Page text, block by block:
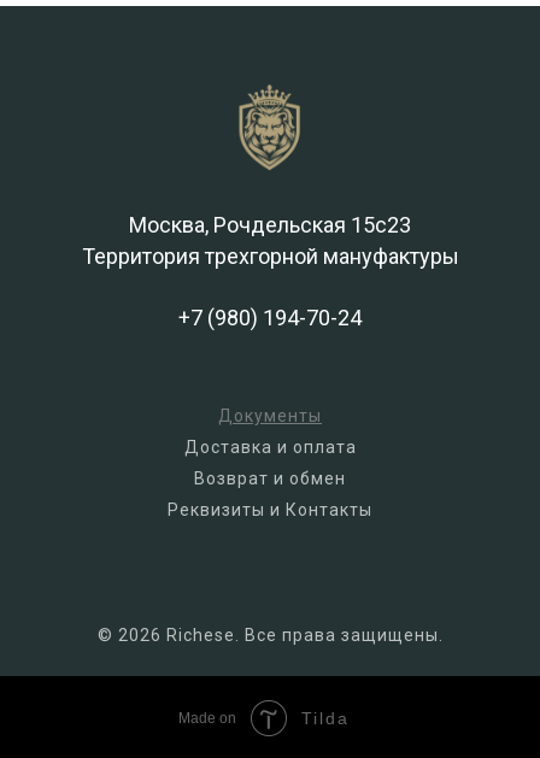
Москва, Рочдельская 15с23
Территория трехгорной мануфактуры
+7 (980) 194-70-24
Документы
Доставка и оплата
Возврат и обмен
Реквизиты и Контакты
© 2026 Richese. Все права защищены.
Made on Tilda